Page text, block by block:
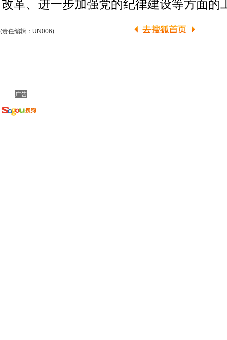
改革、进一步加强党的纪律建设等方面的
(责任编辑：UN006)
广告